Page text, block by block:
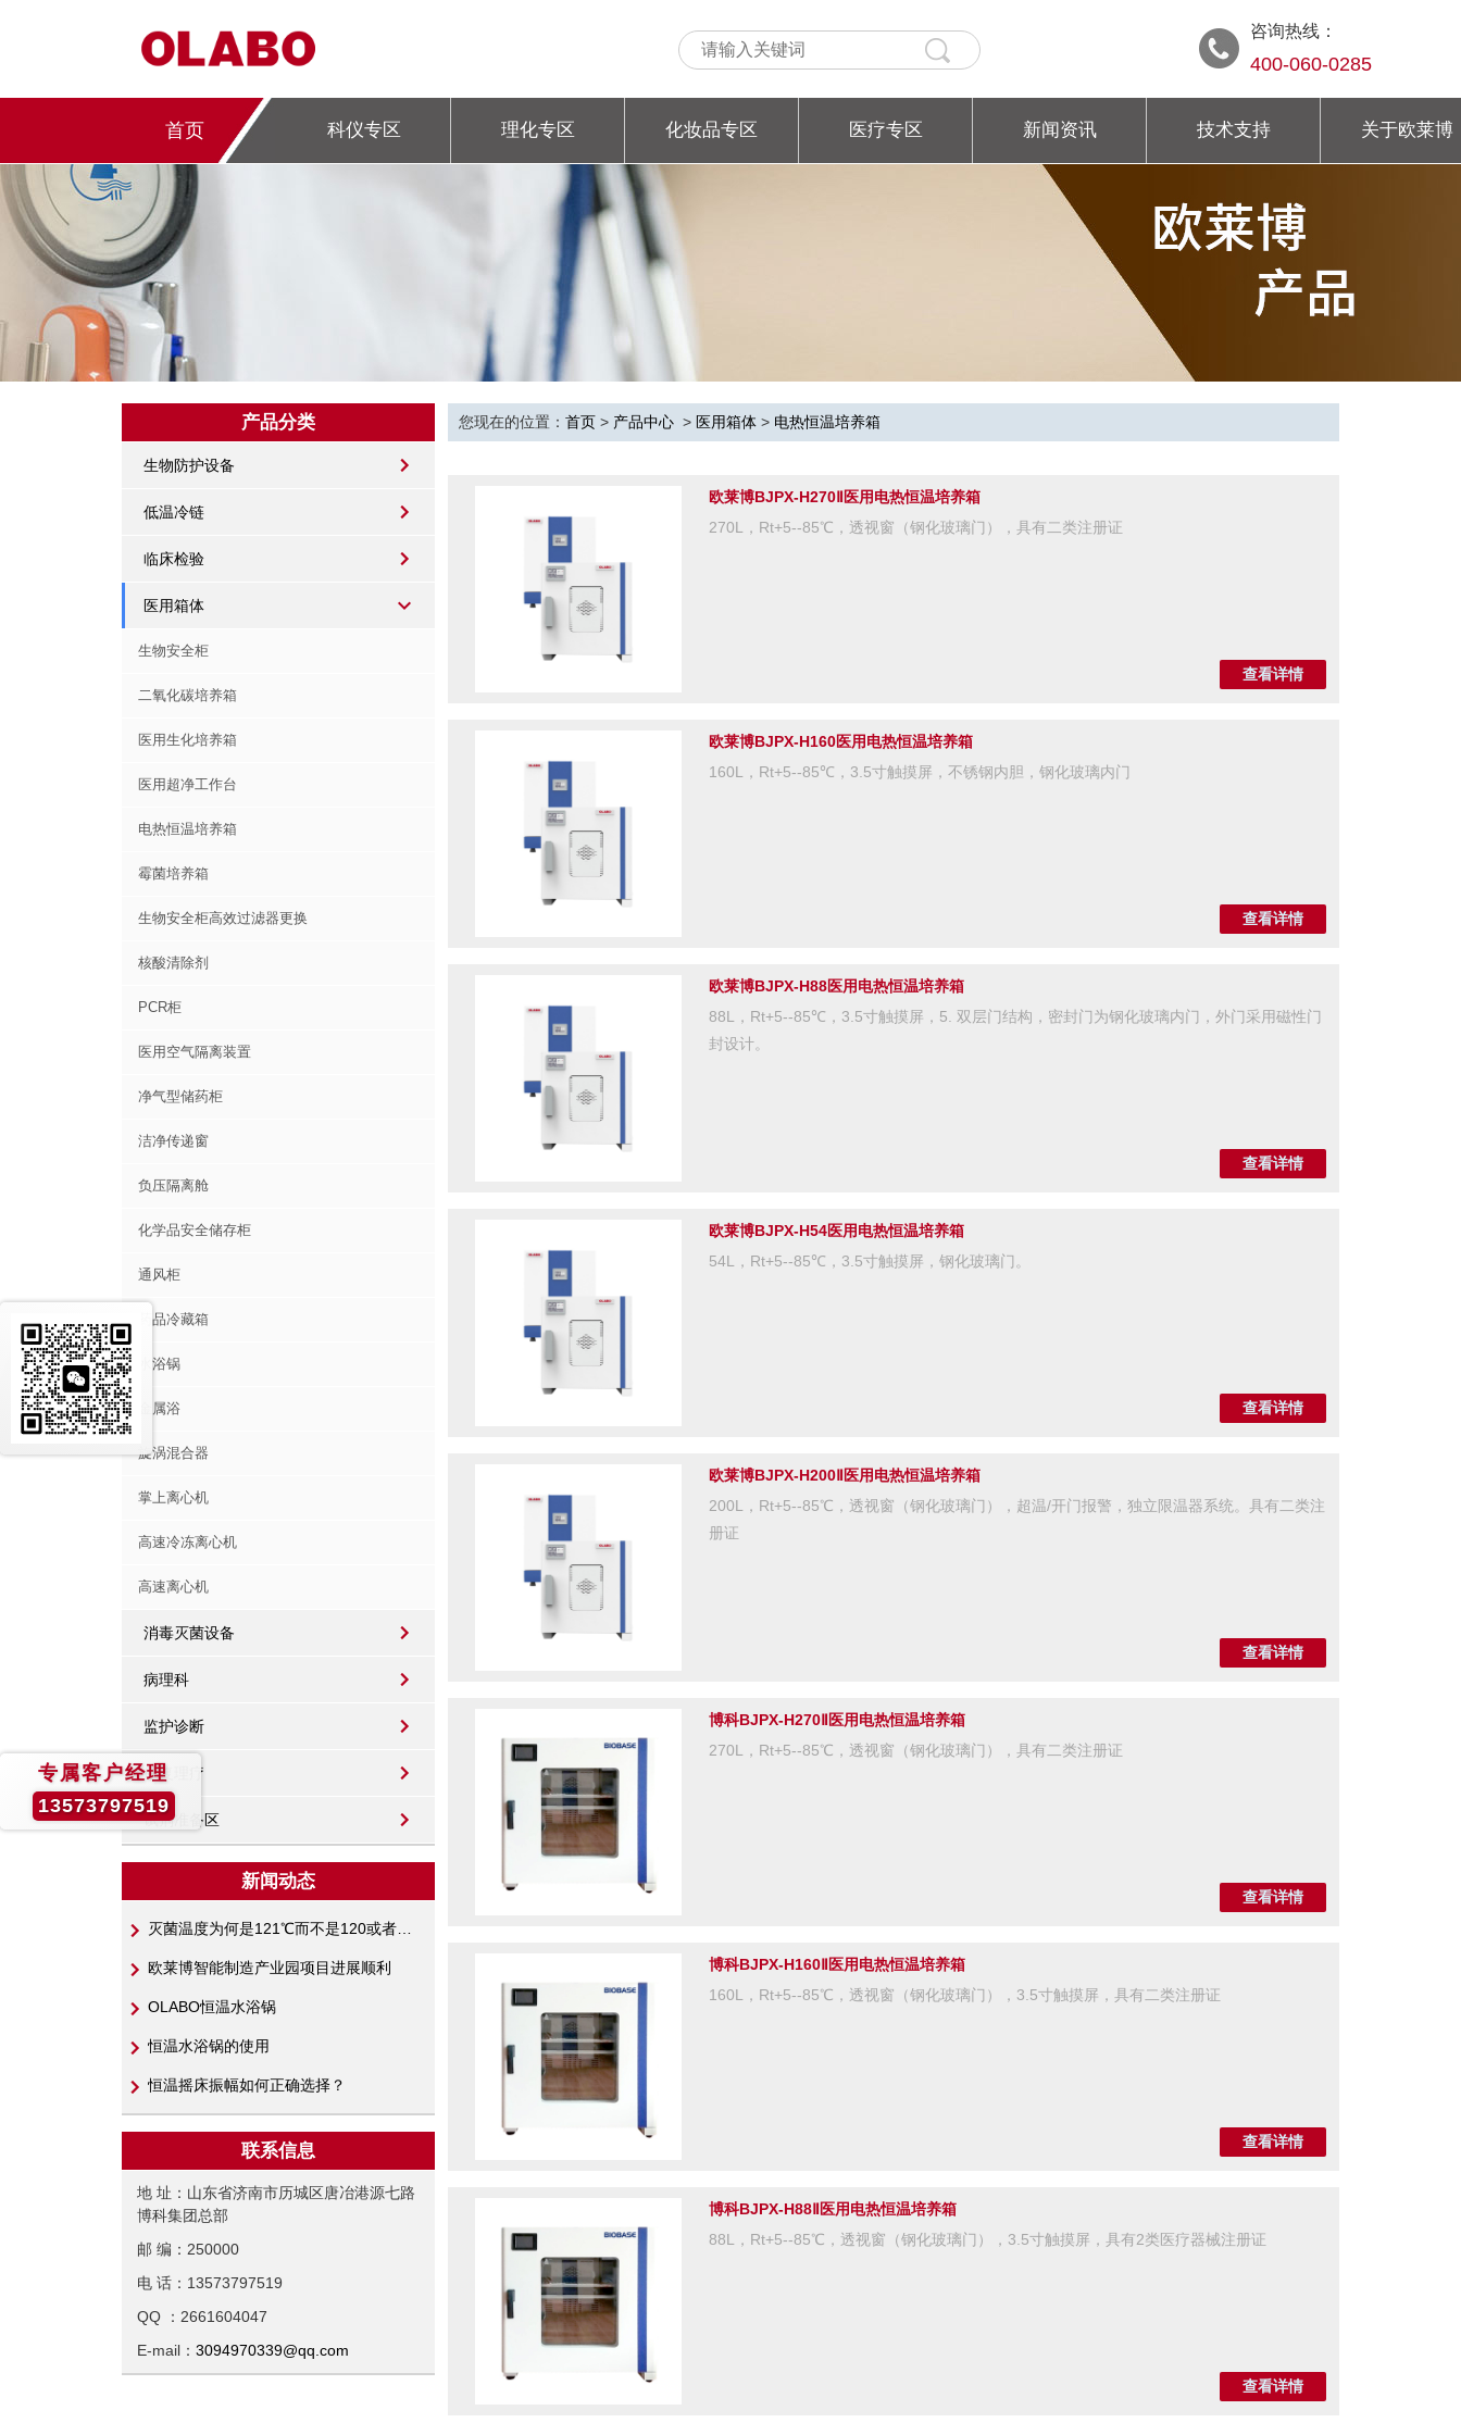
咨询热线：
400-060-0285
首页 科仪专区 理化专区 化妆品专区 医疗专区 新闻资讯 技术支持 关于欧莱博
产品分类
生物防护设备
低温冷链
临床检验
医用箱体
生物安全柜
二氧化碳培养箱
医用生化培养箱
医用超净工作台
电热恒温培养箱
霉菌培养箱
生物安全柜高效过滤器更换
核酸清除剂
PCR柜
医用空气隔离装置
净气型储药柜
洁净传递窗
负压隔离舱
化学品安全储存柜
通风柜
药品冷藏箱
水浴锅
金属浴
旋涡混合器
掌上离心机
高速冷冻离心机
高速离心机
消毒灭菌设备
病理科
监护诊断
康复理疗
试剂准备区
新闻动态
欧莱博智能制造产业园项目进展顺利
OLABO恒温水浴锅
恒温水浴锅的使用
恒温摇床振幅如何正确选择？
联系信息
地 址：山东省济南市历城区唐冶港源七路
博科集团总部
邮 编：250000
电 话：13573797519
QQ ：2661604047
E-mail： 3094970339@qq.com
您现在的位置： 首页 > 产品中心 > 医用箱体 > 电热恒温培养箱
欧莱博BJPX-H270Ⅱ医用电热恒温培养箱
270L，Rt+5--85℃，透视窗（钢化玻璃门），具有二类注册证
查看详情
欧莱博BJPX-H160医用电热恒温培养箱
160L，Rt+5--85℃，3.5寸触摸屏，不锈钢内胆，钢化玻璃内门
查看详情
欧莱博BJPX-H88医用电热恒温培养箱
88L，Rt+5--85℃，3.5寸触摸屏，5. 双层门结构，密封门为钢化玻璃内门，外门采用磁性门
封设计。
查看详情
欧莱博BJPX-H54医用电热恒温培养箱
54L，Rt+5--85℃，3.5寸触摸屏，钢化玻璃门。
查看详情
欧莱博BJPX-H200Ⅱ医用电热恒温培养箱
200L，Rt+5--85℃，透视窗（钢化玻璃门），超温/开门报警，独立限温器系统。具有二类注
册证
查看详情
博科BJPX-H270Ⅱ医用电热恒温培养箱
270L，Rt+5--85℃，透视窗（钢化玻璃门），具有二类注册证
查看详情
博科BJPX-H160Ⅱ医用电热恒温培养箱
160L，Rt+5--85℃，透视窗（钢化玻璃门），3.5寸触摸屏，具有二类注册证
查看详情
博科BJPX-H88Ⅱ医用电热恒温培养箱
88L，Rt+5--85℃，透视窗（钢化玻璃门），3.5寸触摸屏，具有2类医疗器械注册证
查看详情
专属客户经理
13573797519